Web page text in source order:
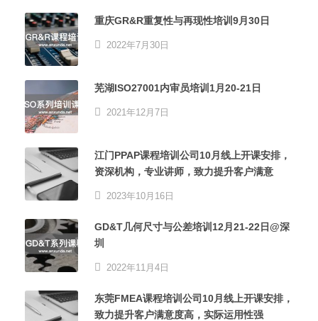
重庆GR&R重复性与再现性培训9月30日
2022年7月30日
芜湖ISO27001内审员培训1月20-21日
2021年12月7日
江门PPAP课程培训公司10月线上开课安排，
资深机构，专业讲师，致力提升客户满意
2023年10月16日
GD&T几何尺寸与公差培训12月21-22日@深
圳
2022年11月4日
东莞FMEA课程培训公司10月线上开课安排，
致力提升客户满意度高，实际运用性强